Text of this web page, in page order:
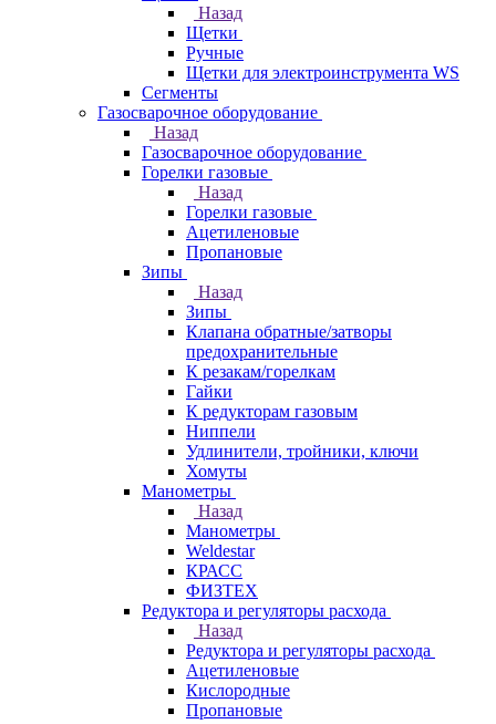
Назад
Щетки
Ручные
Щетки для электроинструмента WS
Сегменты
Газосварочное оборудование
Назад
Газосварочное оборудование
Горелки газовые
Назад
Горелки газовые
Ацетиленовые
Пропановые
Зипы
Назад
Зипы
Клапана обратные/затворы
предохранительные
К резакам/горелкам
Гайки
К редукторам газовым
Ниппели
Удлинители, тройники, ключи
Хомуты
Манометры
Назад
Манометры
Weldestar
КРАСС
ФИЗТЕХ
Редуктора и регуляторы расхода
Назад
Редуктора и регуляторы расхода
Ацетиленовые
Кислородные
Пропановые